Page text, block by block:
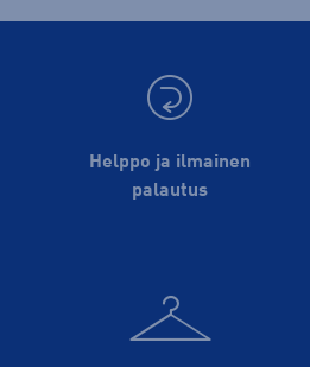
Helppo ja ilmainen
palautus